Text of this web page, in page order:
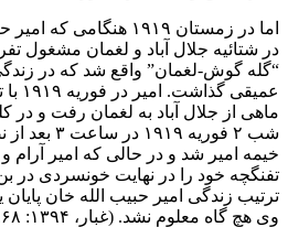
اما در زمستان ۱۹۱۹
در شتائیه جلال آباد و لغمان مشغول
“گله گوش-لغمان” واقع شد که در زندگی
ماهی از جلال آباد به لغمان رفت و در
شب ۲
خیمه امیر شد و در حالی که امیر آرام
تفنگچه خود را در نهایت خونسردی در
ترتیب زندگی امیر حبیب الله خان
وی هچ گاه معلوم نشد. (غبار، ۱۳۹۴: ۹۶۸-۹۶۹)